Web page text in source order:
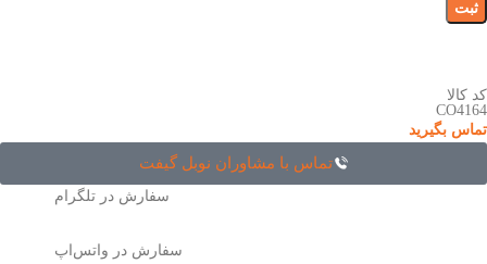
کد کالا
CO4164
تماس بگیرید
تماس با مشاوران نوبل گیفت
سفارش در تلگرام
سفارش در واتس‌اپ